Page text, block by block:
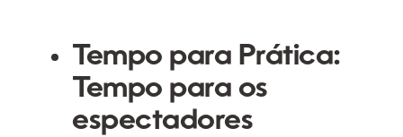
Tempo para Prática:
Tempo para os
espectadores